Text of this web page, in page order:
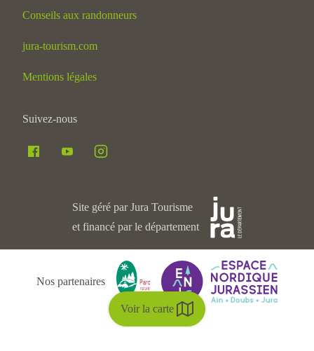
Voir la carte
Conseils aux randonneurs
jura-tourism.com
Mentions légales
Suivez-nous
Site géré par Jura Tourisme
et financé par le département
Nos partenaires